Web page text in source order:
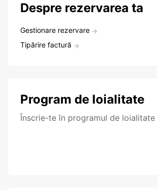
Despre rezervarea ta
Gestionare rezervare
Tipărire factură
Program de loialitate
Înscrie-te în programul de loialitate